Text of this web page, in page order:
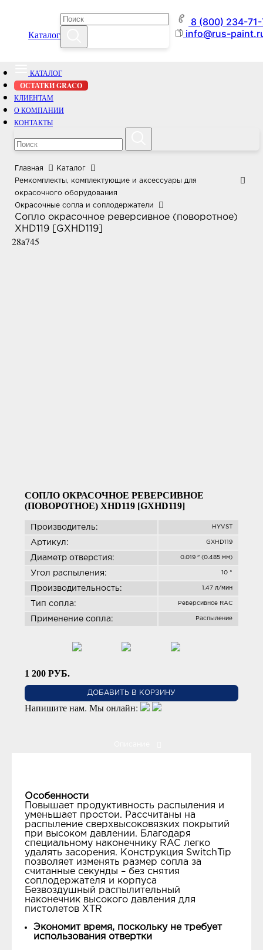
Каталог
8 (800) 234-
info@rus-
КАТАЛОГ
ОСТАТКИ GRACO
КЛИЕНТАМ
О КОМПАНИИ
КОНТАКТЫ
Главная
Каталог
Ремкомплекты, комплектующие и аксессуары для
окрасочного оборудования
Окрасочные сопла и соплодержатели
Сопло окрасочное реверсивное (поворотное)
XHD119 [GXHD119]
28a745
СОПЛО ОКРАСОЧНОЕ РЕВЕРСИВНОЕ
(ПОВОРОТНОЕ) XHD119 [GXHD119]
Производитель: HYVST
Артикул: GXHD119
Диаметр отверстия: 0.019 " (0.485 мм)
Угол распыления: 10 °
Производительность: 1.47 л/мин
Тип сопла: Реверсивное RAC
Применение сопла: Распыление
1 200 РУБ.
ДОБАВИТЬ В КОРЗИНУ
Напишите нам. Мы онлайн:
Особенности
Повышает продуктивность распыления и
уменьшает простои. Рассчитаны на
распыление сверхвысоковязких покрытий
при высоком давлении. Благодаря
специальному наконечнику RAC легко
удалять засорения. Конструкция SwitchTip
позволяет изменять размер сопла за
считанные секунды – без снятия
соплодержателя и корпуса
Безвоздушный распылительный
наконечник высокого давления для
пистолетов XTR
Экономит время, поскольку не требует
использования отвертки